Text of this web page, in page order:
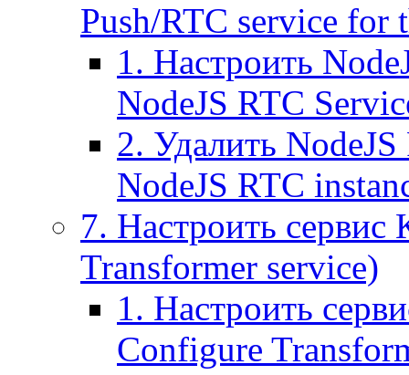
Push/RTC service for
1. Настроить
NodeJS RTC
2. Удалить
NodeJS RTC
7. Настроить
Transformer service)
1. Настроить
Configure